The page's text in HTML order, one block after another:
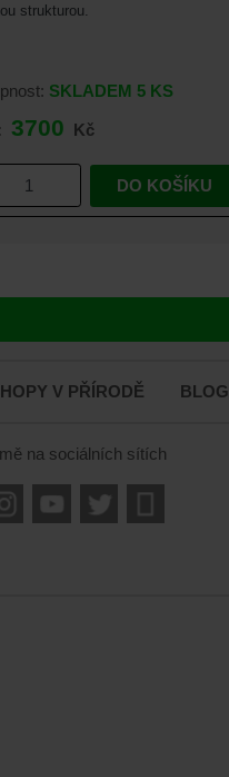
strukturou.
SKLADEM 5 KS
3700 Kč
DO KOŠÍKU
V PŘÍRODĚ BLOG
na sociálních sítích